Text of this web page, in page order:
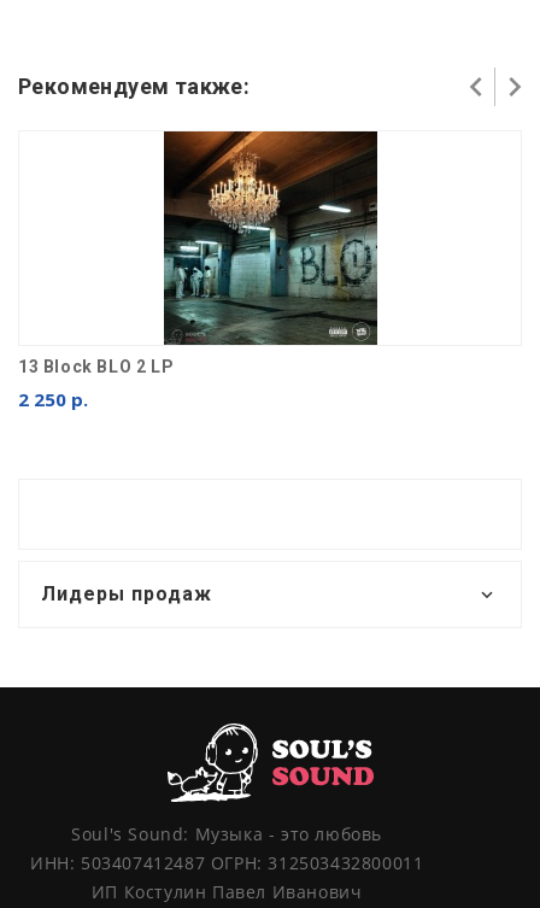
Рекомендуем также:
13 Block BLO 2 LP
2 250 р.
Лидеры продаж
Soul's Sound: Музыка - это любовь
ИНН: 503407412487 ОГРН: 312503432800011
ИП Костулин Павел Иванович